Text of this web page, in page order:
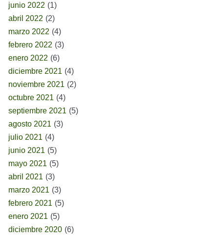
junio 2022 (1)
abril 2022 (2)
marzo 2022 (4)
febrero 2022 (3)
enero 2022 (6)
diciembre 2021 (4)
noviembre 2021 (2)
octubre 2021 (4)
septiembre 2021 (5)
agosto 2021 (3)
julio 2021 (4)
junio 2021 (5)
mayo 2021 (5)
abril 2021 (3)
marzo 2021 (3)
febrero 2021 (5)
enero 2021 (5)
diciembre 2020 (6)